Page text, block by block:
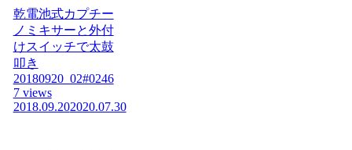
乾電池式カプチー
ノミキサーと外付
けスイッチで太鼓
叩き
20180920_02#0246
7 views
2018.09.202020.07.30